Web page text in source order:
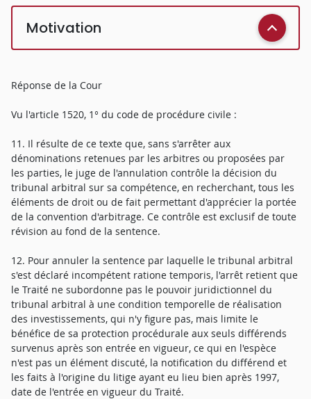
Motivation
Réponse de la Cour
Vu l'article 1520, 1° du code de procédure civile :
11. Il résulte de ce texte que, sans s'arrêter aux
dénominations retenues par les arbitres ou proposées par
les parties, le juge de l'annulation contrôle la décision du
tribunal arbitral sur sa compétence, en recherchant, tous les
éléments de droit ou de fait permettant d'apprécier la portée
de la convention d'arbitrage. Ce contrôle est exclusif de toute
révision au fond de la sentence.
12. Pour annuler la sentence par laquelle le tribunal arbitral
s'est déclaré incompétent ratione temporis, l'arrêt retient que
le Traité ne subordonne pas le pouvoir juridictionnel du
tribunal arbitral à une condition temporelle de réalisation
des investissements, qui n'y figure pas, mais limite le
bénéfice de sa protection procédurale aux seuls différends
survenus après son entrée en vigueur, ce qui en l'espèce
n'est pas un élément discuté, la notification du différend et
les faits à l'origine du litige ayant eu lieu bien après 1997,
date de l'entrée en vigueur du Traité.